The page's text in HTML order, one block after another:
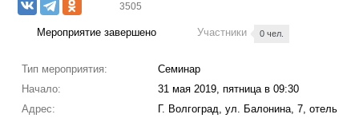
3505
Мероприятие завершено Участники 0 чел.
Тип мероприятия:
Семинар
Начало:
31 мая 2019, пятница в 09:30
Адрес:
Г. Волгоград, ул. Балонина, 7, отель